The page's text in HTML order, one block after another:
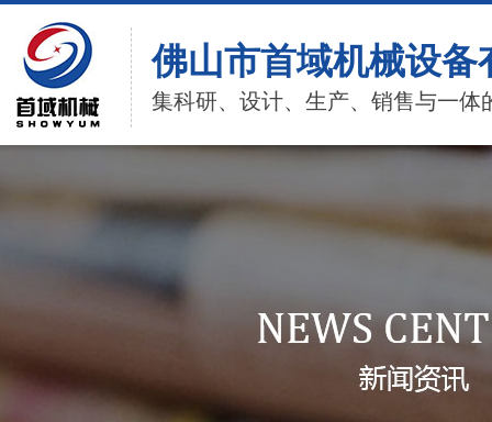
佛山市首域机械设备
集科研、设计、生产、销售与一体